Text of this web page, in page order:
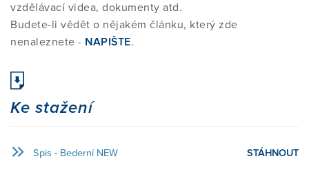
VYZKOUŠEJTE SI TECHNIKY SAMI
ZKUŠENOSTI / REFERENCE
ČASTO KLADENÉ OTÁZKY (FAQ)
NAJÍT TERAPEUTA
MYLNÁ TVRZENÍ
SIG SKUPINA
ZKUŠENOSTI / REFERENCE
ČASTO KLADENÉ DOTAZY (FAQ)
STRUKTURA VZDĚLÁNÍ KURZU
PODROBNÉ INFORMACE O
JEDNOTLIVÝCH ČÁSTECH KURZU
O MEZINÁRODNÍM MCKENZIE
INSTITUTU
POSLÁNÍ MCK I CR
PODPOŘTE NÁS
KOHO SPONZORUJEME
TRANSPARENTNÍ ÚČET
KONTAKT
E-SHOP
DALŠÍ ...
vzdělávací videa, dokumenty atd.
Budete-li vědět o nějakém článku, který zde
nenaleznete - NAPIŠTE.
Ke stažení
Spis - Bederní NEW STÁHNOUT